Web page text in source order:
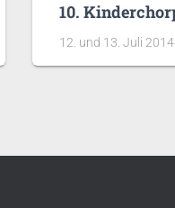
10.
12. und 13. Juli 2014